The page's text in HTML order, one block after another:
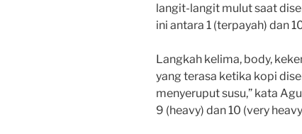
langit-langit mulut saat
ini antara 1 (terpayah) dan
Langkah kelima, body,
yang terasa ketika kopi
menyeruput susu,” kata
9 (heavy) dan 10 (very